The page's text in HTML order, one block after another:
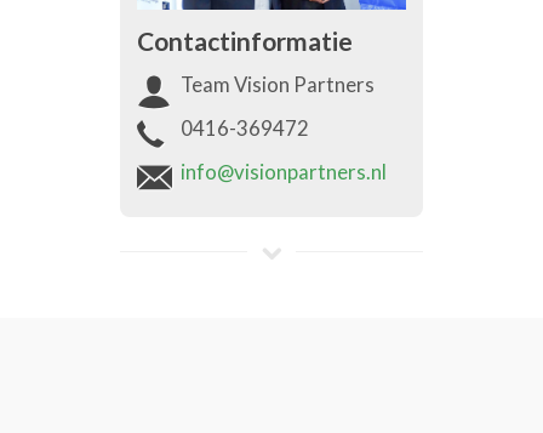
Contactinformatie
Team Vision Partners
0416-369472
info@visionpartners.nl